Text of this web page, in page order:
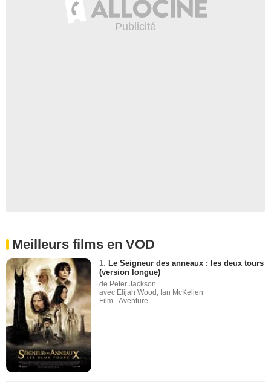
Meilleurs films en VOD
1. Le Seigneur des anneaux : les deux tours
(version longue)
de Peter Jackson
avec Elijah Wood, Ian McKellen
Film - Aventure